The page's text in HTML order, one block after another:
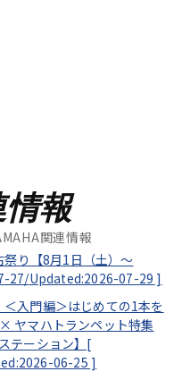
情報
関連情報
り【8月1日（土）～
27/Updated:2026-07-29 ]
入門編＞はじめての1本を
ヤマハトランペット特集
テーション】[
06-25 ]